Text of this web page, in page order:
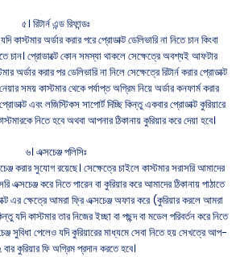
৫। রিটার্ন এন্ড রিফান্ডঃ
কাস্টমার অর্ডার করার পরে প্রোডাক্ট ডেলিভারি না নিতে চান কিংবা
চান। প্রোডাক্টে কোন সমস্যা থাকলে সেক্ষেত্রে অবশ্যই আফটার
অর্ডার করার পর ডেলিভারি না নিলে সেক্ষেত্রে রিটার্ন করার প্রোডাক্ট
সময় কাস্টমার থেকে পর্যাপ্ত অগ্রিম নিয়ে অর্ডার কনফার্ম করার
এবং লজিস্টিকস সাপোর্ট দিচ্ছি কিন্তু একবার প্রোডাক্ট কুরিয়ারে
নিতে হবে অথবা আপনার ঠিকানায় কুরিয়ার করে দেয়া হবে।
৬। এক্সচেঞ্জ পলিসিঃ
করার সুযোগ রয়েছে। সেক্ষেত্রে চাইলে কাস্টমার সরাসরি আমাদের
এক্সচেঞ্জ করে নিতে পারেন বা কুরিয়ার করে আমাদের ঠিকানায় পাঠাতে
এর ক্ষেত্রে আমরা ফ্রি এক্সচেঞ্জ অফার করে (কুরিয়ার করলে আমরা
যদি কাস্টমার তার নিজের ইচ্ছা বা পছন্দ বা মডেল পরিবর্তন করে নিতে
সুবিধা পেলেও যদি কুরিয়ারের মাধ্যমে সেবা নিতে হয় সেখত্রে আপ-
কুরিয়ার ফি অগ্রিম প্রদান করতে হবে।